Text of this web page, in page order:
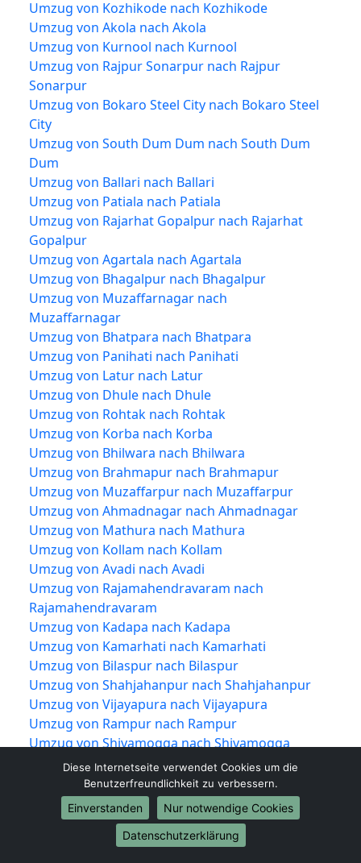
Umzug von Kozhikode nach Kozhikode
Umzug von Akola nach Akola
Umzug von Kurnool nach Kurnool
Umzug von Rajpur Sonarpur nach Rajpur
Sonarpur
Umzug von Bokaro Steel City nach Bokaro Steel
City
Umzug von South Dum Dum nach South Dum
Dum
Umzug von Ballari nach Ballari
Umzug von Patiala nach Patiala
Umzug von Rajarhat Gopalpur nach Rajarhat
Gopalpur
Umzug von Agartala nach Agartala
Umzug von Bhagalpur nach Bhagalpur
Umzug von Muzaffarnagar nach
Muzaffarnagar
Umzug von Bhatpara nach Bhatpara
Umzug von Panihati nach Panihati
Umzug von Latur nach Latur
Umzug von Dhule nach Dhule
Umzug von Rohtak nach Rohtak
Umzug von Korba nach Korba
Umzug von Bhilwara nach Bhilwara
Umzug von Brahmapur nach Brahmapur
Umzug von Muzaffarpur nach Muzaffarpur
Umzug von Ahmadnagar nach Ahmadnagar
Umzug von Mathura nach Mathura
Umzug von Kollam nach Kollam
Umzug von Avadi nach Avadi
Umzug von Rajamahendravaram nach
Rajamahendravaram
Umzug von Kadapa nach Kadapa
Umzug von Kamarhati nach Kamarhati
Umzug von Bilaspur nach Bilaspur
Umzug von Shahjahanpur nach Shahjahanpur
Umzug von Vijayapura nach Vijayapura
Umzug von Rampur nach Rampur
Umzug von Shivamogga nach Shivamogga
Umzug von Chandrapur nach Chandrapur
Umzug von Junagadh nach Junagadh
Umzug von Thrissur nach Thrissur
Umzug von Alwar nach Alwar
Umzug von Bardhaman nach Bardhaman
Diese Internetseite verwendet Cookies um die
Benutzerfreundlichkeit zu verbessern.
Einverstanden
Nur notwendige Cookies
Datenschutzerklärung